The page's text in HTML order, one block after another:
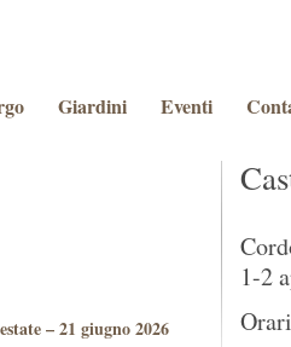
Giardini Eventi
– 21 giugno 2026
1-2